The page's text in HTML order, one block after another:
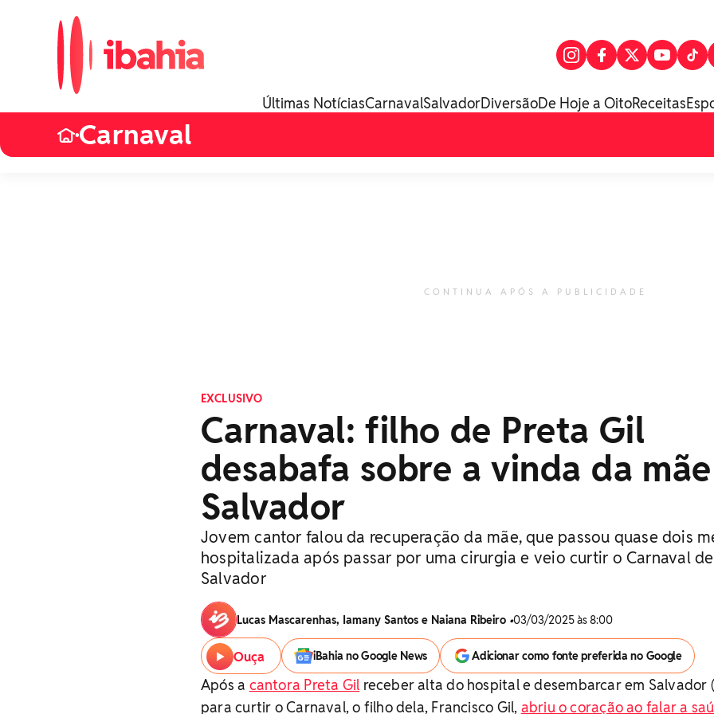
Últimas NotíciasCarnavalSalvadorDiversãoDe Hoje a OitoReceitas
•Carnaval
CONTINUA APÓS A PUBLICIDADE
EXCLUSIVO
Carnaval: filho de Preta Gil
desabafa sobre a vinda da
Salvador
Jovem cantor falou da recuperação da mãe, que passou quase dois
hospitalizada após passar por uma cirurgia e veio curtir o Carnaval de
Salvador
Lucas Mascarenhas, Iamany Santos e Naiana Ribeiro •03/03/2025 às 8:00
Ouça iBahia no Google News Adicionar como fonte preferida no Google
Após a cantora Preta Gil receber alta do hospital e desembarcar em Salvador
para curtir o Carnaval, o filho dela, Francisco Gil, abriu o coração ao falar a